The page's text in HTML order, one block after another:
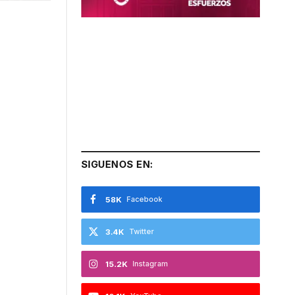
SIGUENOS EN:
Facebook
58K
Twitter
3.4K
Instagram
15.2K